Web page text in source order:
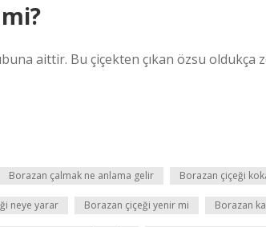
aittir. Bu çiçekten çıkan özsu oldukça
Borazan çalmak ne anlama gelir Borazan çiçeği
neye yarar Borazan çiçeği yenir mi Borazan